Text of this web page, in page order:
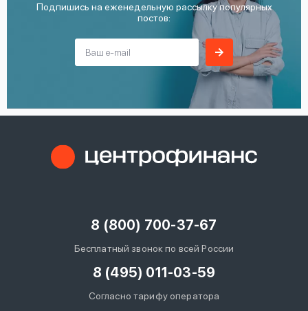
Подпишись на еженедельную рассылку популярных
постов:
8 (800) 700-37-67
Бесплатный звонок по всей России
8 (495) 011-03-59
Согласно тарифу оператора